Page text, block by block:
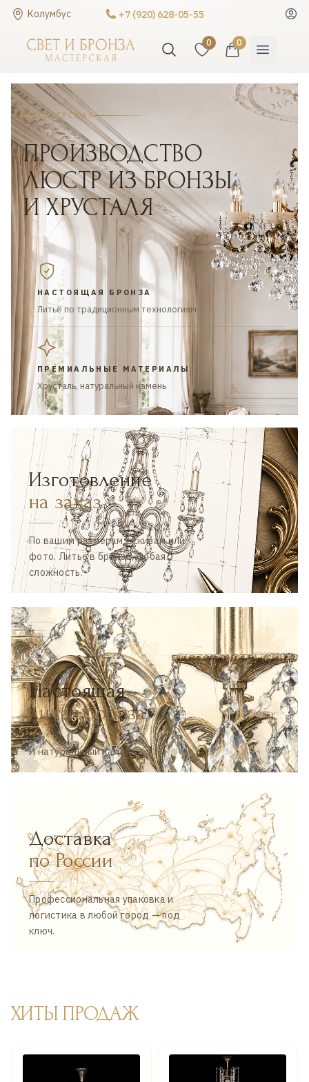
Колумбус +7 (920) 628-05-55
0 0
МАСТЕРСКАЯ
ПРОИЗВОДСТВО
ЛЮСТР ИЗБРОНЗЫ
ИХРУСТАЛЯ
НАСТОЯЩАЯ БРОНЗА
Литьё по традиционным технологиям
ПРЕМИАЛЬНЫЕ МАТЕРИАЛЫ
Хрусталь, натуральный камень
Изготовление
на заказ
По вашим размерам, эскизам или
фото. Литьё в бронзе, любая
сложность.
Настоящая
литая бронза
И натуральный камень
Доставка
по России
Профессиональная упаковка и
логистика в любой город — под
ключ.
ХИТЫ ПРОДАЖ